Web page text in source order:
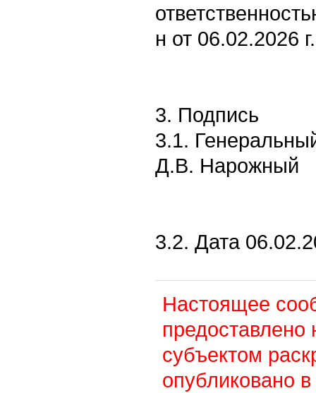
н от 06.02.2026 г.
3. Подпись
3.1.
Д.В. Нарожный
3.2. Дата
Настоящее
предоставлено
субъектом
опубликовано в